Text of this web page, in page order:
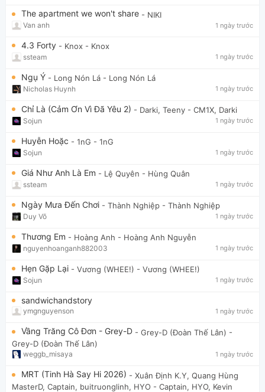
The apartment we won't share - NIKI
Van anh 1 ngày trước
4.3 Forty - Knox - Knox
ssteam 1 ngày trước
Ngụ Ý - Long Nón Lá - Long Nón Lá
Nicholas Huynh 1 ngày trước
Chỉ Là (Cảm Ơn Vì Đã Yêu 2) - Darki, Teeny - CM1X, Darki
Sojun 1 ngày trước
Huyễn Hoặc - 1nG - 1nG
Sojun 1 ngày trước
Giá Như Anh Là Em - Lệ Quyên - Hùng Quân
ssteam 1 ngày trước
Ngày Mưa Đến Chơi - Thành Nghiệp - Thành Nghiệp
Duy Võ 1 ngày trước
Thương Em - Hoàng Anh - Hoàng Anh Nguyễn
nguyenhoanganh882003 1 ngày trước
Hẹn Gặp Lại - Vương (WHEE!) - Vương (WHEE!)
Sojun 1 ngày trước
sandwichandstory
ymgnguyenson 1 ngày trước
Vầng Trăng Cô Đơn - Grey-D - Grey-D (Đoàn Thế Lân) -
Grey-D (Đoàn Thế Lân)
weggb_misaya 1 ngày trước
MRT (Tinh Hà Say Hi 2026) - Xuân Định K.Y, Quang Hùng
MasterD, Captain, buitruonglinh, HYO - Captain, HYO, Kevin